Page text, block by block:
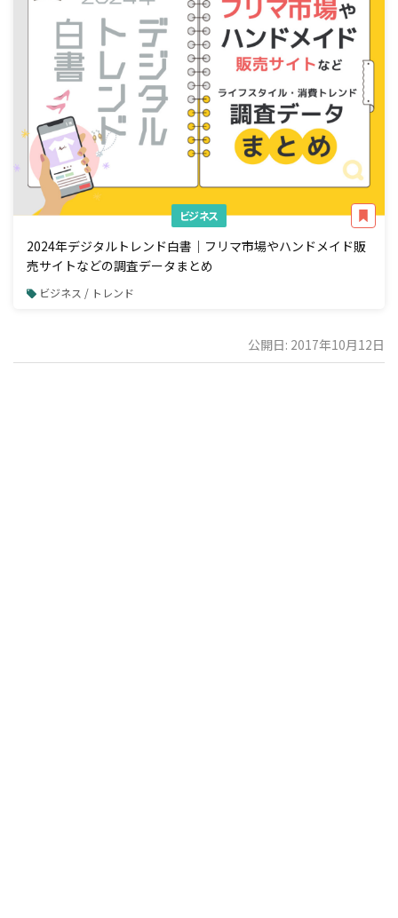
ビジネス
2024年デジタルトレンド白書｜フリマ市場やハンドメイド販
売サイトなどの調査データまとめ
ビジネス / トレンド
公開日: 2017年10月12日